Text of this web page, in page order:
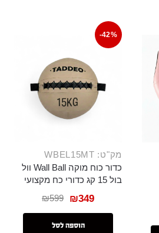
-42%
מק"ט: WBEL15MT
כדור כוח מוקה Wall Ball וול
בול 15 קג כדורי כח מקצועי
₪599 ₪349
הוספה לסל